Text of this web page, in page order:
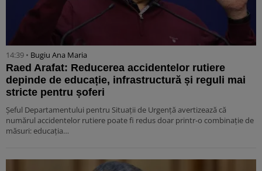
14:39 • Bugiu ⁠Ana Maria
Raed Arafat: Reducerea accidentelor rutiere
depinde de educație, infrastructură și reguli mai
stricte pentru șoferi
Șeful Departamentului pentru Situații de Urgență avertizează că
numărul accidentelor rutiere poate fi redus doar printr-o combinație de
măsuri: educația…